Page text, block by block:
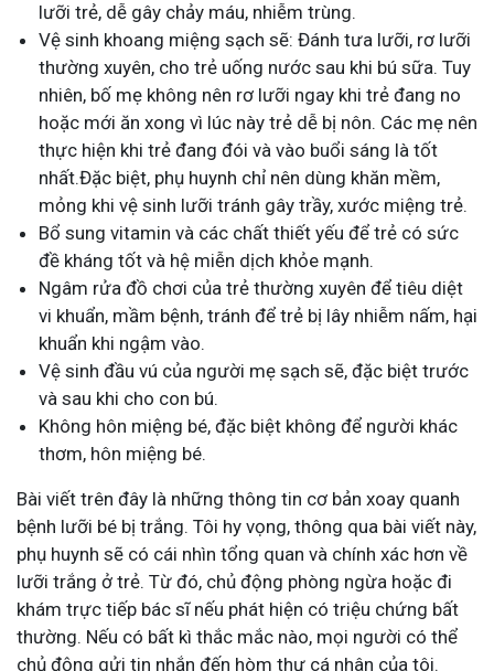
lưỡi trẻ, dễ gây chảy máu, nhiễm trùng.
Vệ sinh khoang miệng sạch sẽ: Đánh tưa lưỡi, rơ lưỡi
thường xuyên, cho trẻ uống nước sau khi bú sữa. Tuy
nhiên, bố mẹ không nên rơ lưỡi ngay khi trẻ đang no
hoặc mới ăn xong vì lúc này trẻ dễ bị nôn. Các mẹ nên
thực hiện khi trẻ đang đói và vào buổi sáng là tốt
nhất.Đặc biệt, phụ huynh chỉ nên dùng khăn mềm,
mỏng khi vệ sinh lưỡi tránh gây trầy, xước miệng trẻ.
Bổ sung vitamin và các chất thiết yếu để trẻ có sức
đề kháng tốt và hệ miễn dịch khỏe mạnh.
Ngâm rửa đồ chơi của trẻ thường xuyên để tiêu diệt
vi khuẩn, mầm bệnh, tránh để trẻ bị lây nhiễm nấm, hại
khuẩn khi ngậm vào.
Vệ sinh đầu vú của người mẹ sạch sẽ, đặc biệt trước
và sau khi cho con bú.
Không hôn miệng bé, đặc biệt không để người khác
thơm, hôn miệng bé.
Bài viết trên đây là những thông tin cơ bản xoay quanh
bệnh lưỡi bé bị trắng. Tôi hy vọng, thông qua bài viết này,
phụ huynh sẽ có cái nhìn tổng quan và chính xác hơn về
lưỡi trắng ở trẻ. Từ đó, chủ động phòng ngừa hoặc đi
khám trực tiếp bác sĩ nếu phát hiện có triệu chứng bất
thường. Nếu có bất kì thắc mắc nào, mọi người có thể
chủ động gửi tin nhắn đến hòm thư cá nhân của tôi.